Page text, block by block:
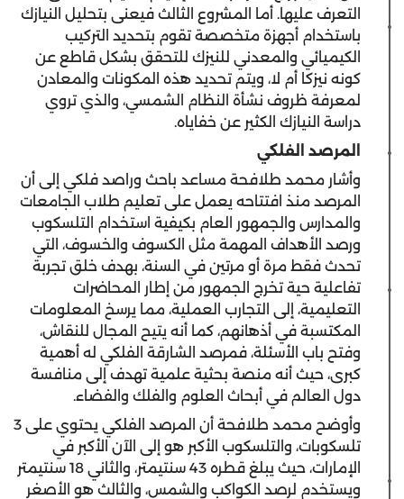
التعرف عليها. أما المشروع الثالث فيعنى بتحليل النيازك
باستخدام أجهزة متخصصة تقوم بتحديد التركيب
الكيميائي والمعدني للنيزك للتحقق بشكل قاطع عن
كونه نيزكا أم لا، ويتم تحديد هذه المكونات والمعادن
لمعرفة ظروف نشأة النظام الشمسي، والذي تروي
دراسة النيازك الكثير عن خفاياه.
المرصد الفلكي
وأشار محمد طلافحة مساعد باحث وراصد فلكي إلى أن
المرصد منذ افتتاحه يعمل على تعليم طلاب الجامعات
والمدارس والجمهور العام بكيفية استخدام التلسكوب
ورصد الأهداف المهمة مثل الكسوف والخسوف، التي
تحدث فقط مرة أو مرتين في السنة، بهدف خلق تجربة
تفاعلية حية تخرج الجمهور من إطار المحاضرات
التعليمية، إلى التجارب العملية، مما يرسخ المعلومات
المكتسبة في أذهانهم، كما أنه يتيح المجال للنقاش،
وفتح باب الأسئلة، فمرصد الشارقة الفلكي له أهمية
كبرى، حيث أنه منصة بحثية علمية تهدف إلى منافسة
دول العالم في أبحاث العلوم والفلك والفضاء.
وأوضح محمد طلافحة أن المرصد الفلكي يحتوي على 3
تلسكوبات، والتلسكوب الأكبر هو إلى الآن الأكبر في
الإمارات، حيث يبلغ قطره 43 سنتيمتر، والثاني 18 سنتيمتر
ويستخدم لرصد الكواكب والشمس، والثالث هو الأصغر